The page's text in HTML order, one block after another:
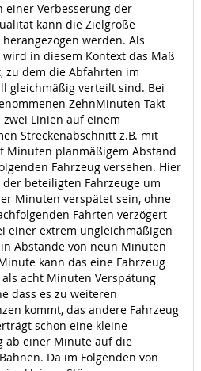
einer Verbesserung der
kann die Zielgröße
werden. Als
wird in diesem Kontext das Maß
zu dem die Abfahrten im
gleichmäßig verteilt sind. Bei
ZehnMinuten-Takt
zwei Linien auf einem
Streckenabschnitt z.B. mit
Minuten planmäßigem Abstand
Fahrzeug versehen. Hier
der beteiligten Fahrzeuge um
Minuten verspätet sein, ohne
Fahrten verzögert
einer extrem ungleichmäßigen
Abstände von neun Minuten
kann das eine Fahrzeug
acht Minuten Verspätung
dass es zu weiteren
kommt, das andere Fahrzeug
schon eine kleine
ab einer Minute auf die
Da im Folgenden von